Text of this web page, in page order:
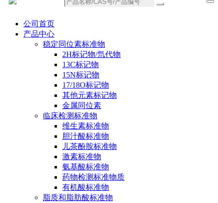
公司首页
产品中心
稳定同位素标准物
2H标记物/氘代物
13C标记物
15N标记物
17/18O标记物
其他元素标记物
金属同位素
临床检测标准物
维生素标准物
胆汁酸标准物
儿茶酚胺标准物
激素标准物
氨基酸标准物
药物检测标准物质
有机酸标准物
脂质和脂肪酸标准物